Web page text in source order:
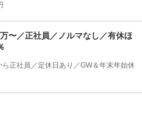
〜／正社員／ノルマなし／有休ほ
ら正社員／定休日あり／GW＆年末年始休